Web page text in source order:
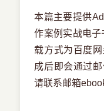
本篇主要提供
作案例实战电
载方式为百度
成后即会通过
请联系邮箱